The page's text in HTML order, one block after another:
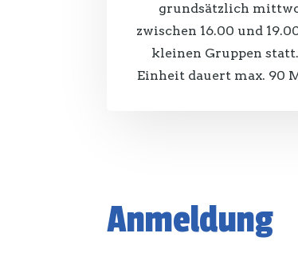
grundsätzlich
zwischen 16.00 und
kleinen Gruppen
Einheit dauert max. 90
Anmeldung